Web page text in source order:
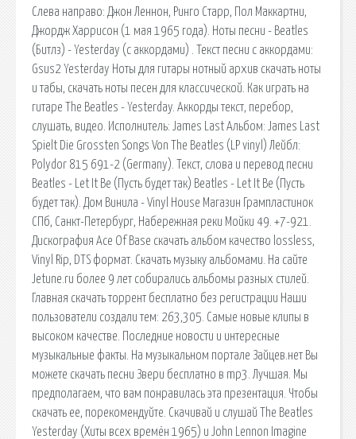
Слева направо: Джон Леннон, Ринго Старр, Пол Маккартни,
Джордж Харрисон (1 мая 1965 года). Ноты песни - Beatles
(Битлз) - Yesterday (с аккордами) . Текст песни c аккордами:
Gsus2 Yesterday Ноты для гитары нотный архив скачать ноты
и табы, скачать ноты песен для классической. Как играть на
гитаре The Beatles - Yesterday. Аккорды текст, перебор,
слушать, видео. Исполнитель: James Last Альбом: James Last
Spielt Die Grossten Songs Von The Beatles (LP vinyl) Лейбл:
Polydor 815 691-2 (Germany). Текст, слова и перевод песни
Beatles - Let It Be (Пусть будет так) Beatles - Let It Be (Пусть
будет так). Дом Винила - Vinyl House Магазин Грампластинок
СПб, Санкт-Петербург, Набережная реки Мойки 49. +7-921.
Дискография Ace Of Base скачать альбом качество lossless,
Vinyl Rip, DTS формат. Скачать музыку альбомами. На сайте
Jetune.ru более 9 лет собирались альбомы разных стилей.
Главная скачать торрент бесплатно без регистрации Наши
пользователи создали тем: 263,305. Самые новые клипы в
высоком качестве. Последние новости и интересные
музыкальные факты. На музыкальном портале Зайцев.нет Вы
можете скачать песни Звери бесплатно в mp3. Лучшая. Мы
предполагаем, что вам понравилась эта презентация. Чтобы
скачать ее, порекомендуйте. Скачивай и слушай The Beatles
Yesterday (Хиты всех времён 1965) и John Lennon Imagine